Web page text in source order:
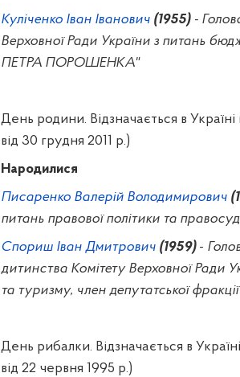
Куліченко Іван Іванович (1955)-
Верховної Ради України з питань
ПЕТРА ПОРОШЕНКА"
День родини. Відзначається в
від 30 грудня 2011 р.)
Народилися
Писаренко Валерій Володимирович
питань правової політики та
Спориш Іван Дмитрович (1959)-
дитинства Комітету Верховної Ради
та туризму, член депутатської
День рибалки. Відзначається в
від 22 червня 1995 р.)